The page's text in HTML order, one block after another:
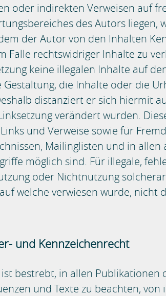
oder indirekten Verweisen auf
des Autors liegen,
der Autor von den Inhalten
Falle rechtswidriger Inhalte zu
keine illegalen Inhalte auf
Gestaltung, die Inhalte oder die
distanziert er sich hiermit
verändert wurden.
und Verweise sowie für
Mailinglisten und in
möglich sind. Für illegale,
oder Nichtnutzung
welche verwiesen wurde,
und Kennzeichenrecht
bestrebt, in allen
und Texte zu beachten,